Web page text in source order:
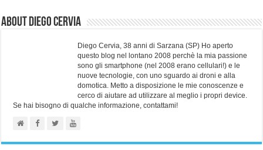
About Diego Cervia
Diego Cervia, 38 anni di Sarzana (SP) Ho aperto
questo blog nel lontano 2008 perchè la mia passione
sono gli smartphone (nel 2008 erano cellulari!) e le
nuove tecnologie, con uno sguardo ai droni e alla
domotica. Metto a disposizione le mie conoscenze e
cerco di aiutare ad utilizzare al meglio i propri device.
Se hai bisogno di qualche informazione, contattami!